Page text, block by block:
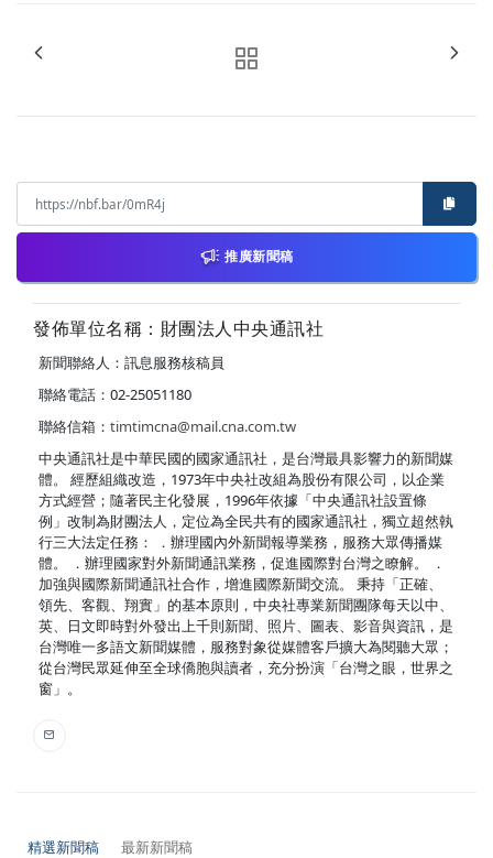
推廣新聞稿
發佈單位名稱：財團法人中央通訊社
新聞聯絡人：訊息服務核稿員
聯絡電話：02-25051180
聯絡信箱： timtimcna@mail.cna.com.tw
中央通訊社是中華民國的國家通訊社，是台灣最具影響力的新聞媒
體。 經歷組織改造，1973年中央社改組為股份有限公司，以企業
方式經營；隨著民主化發展，1996年依據「中央通訊社設置條
例」改制為財團法人，定位為全民共有的國家通訊社，獨立超然執
行三大法定任務： ．辦理國內外新聞報導業務，服務大眾傳播媒
體。 ．辦理國家對外新聞通訊業務，促進國際對台灣之瞭解。 ．
加強與國際新聞通訊社合作，增進國際新聞交流。 秉持「正確、
領先、客觀、翔實」的基本原則，中央社專業新聞團隊每天以中、
英、日文即時對外發出上千則新聞、照片、圖表、影音與資訊，是
台灣唯一多語文新聞媒體，服務對象從媒體客戶擴大為閱聽大眾；
從台灣民眾延伸至全球僑胞與讀者，充分扮演「台灣之眼，世界之
窗」。
精選新聞稿 最新新聞稿